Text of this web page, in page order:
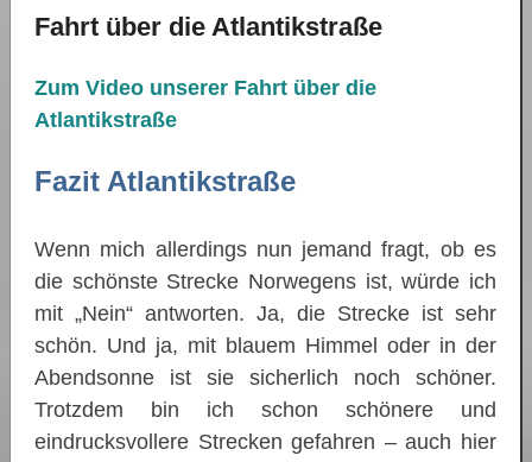
Fahrt über die Atlantikstraße
Zum Video unserer Fahrt über die
Atlantikstraße
Fazit Atlantikstraße
Wenn mich allerdings nun jemand fragt, ob es
die schönste Strecke Norwegens ist, würde ich
mit „Nein“ antworten. Ja, die Strecke ist sehr
schön. Und ja, mit blauem Himmel oder in der
Abendsonne ist sie sicherlich noch schöner.
Trotzdem bin ich schon schönere und
eindrucksvollere Strecken gefahren – auch hier